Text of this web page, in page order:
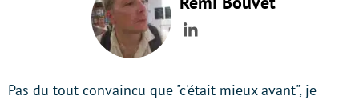
LinkedIn
Pas du tout convaincu que "c'était mieux avant", je